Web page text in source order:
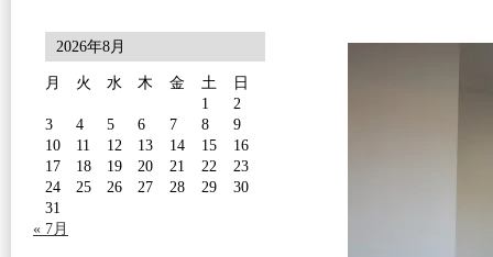
2026年8月
月 火 水 木 金 土
日
1
2
3
4 5 6 7 8
9
10
11 12 13 14 15
16
17
18 19 20 21 22
23
24
25 26 27 28 29
30
31
« 7月